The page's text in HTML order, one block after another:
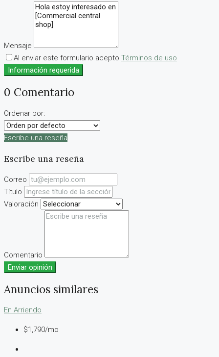
Mensaje
Al enviar este formulario acepto Términos de uso
Información requerida
0 Comentario
Ordenar por:
Escribe una reseña
Escribe una reseña
Correo
Título
Valoración
Comentario
Enviar opinión
Anuncios similares
En Arriendo
$1,790/mo